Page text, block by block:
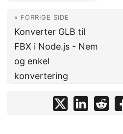
« FORRIGE SIDE
Konverter GLB til
FBX i Node.js - Nem
og enkel
konvertering